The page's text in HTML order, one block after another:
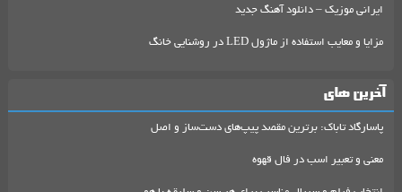
ایرانی موزیک – دانلود آهنگ جدید
مزایا و معایب استفاده از ماژول LED در روشنایی خانگ
آخرین های
پاسارگاد تاباک: برترین مقصد پیپ‌های دست‌ساز و اصل
معنی و تعبیر اسب در فال قهوه